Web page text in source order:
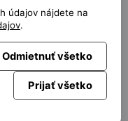
údajov nájdete na
.
Odmietnuť všetko
Prijať všetko